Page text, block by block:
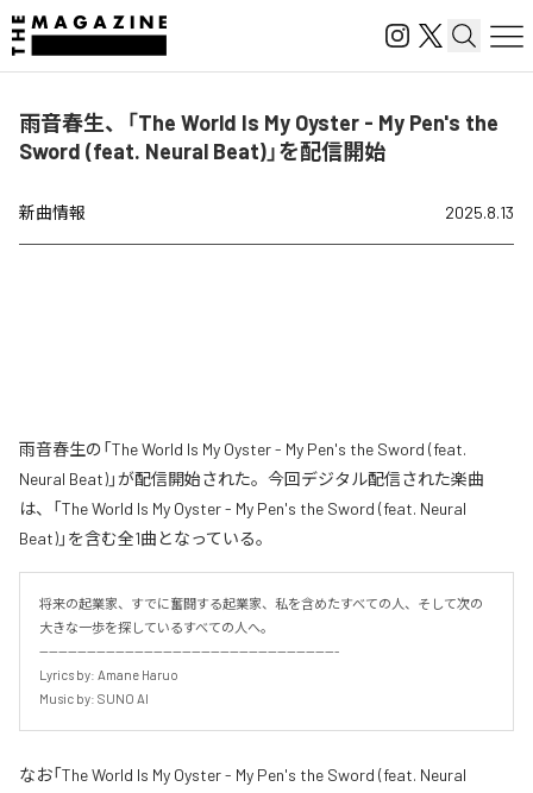
雨音春生、「The World Is My Oyster - My Pen's the
Sword (feat. Neural Beat)」を配信開始
新曲情報 2025.8.13
雨音春生の「The World Is My Oyster - My Pen's the Sword (feat.
Neural Beat)」が配信開始された。今回デジタル配信された楽曲
は、「The World Is My Oyster - My Pen's the Sword (feat. Neural
Beat)」を含む全1曲となっている。
将来の起業家、すでに奮闘する起業家、私を含めたすべての人、そして次の
大きな一歩を探しているすべての人へ。
---------------------------------------------------------------
Lyrics by: Amane Haruo
Music by: SUNO AI
なお「The World Is My Oyster - My Pen's the Sword (feat. Neural